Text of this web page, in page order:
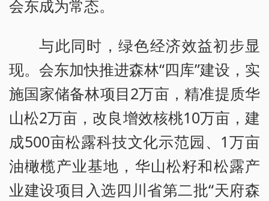
会东成为常态。
与此同时，绿色经济效益初步显
现。会东加快推进森林“四库”建设，实
施国家储备林项目2万亩，精准提质华
山松2万亩，改良增效核桃10万亩，建
成500亩松露科技文化示范园、1万亩
油橄榄产业基地，华山松籽和松露产
业建设项目入选四川省第二批“天府森